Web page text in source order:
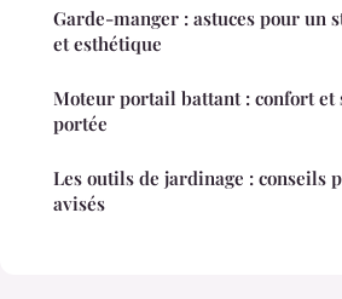
Garde-manger : astuces pour un
et esthétique
Moteur portail battant : confort et
portée
Les outils de jardinage : conseils
avisés